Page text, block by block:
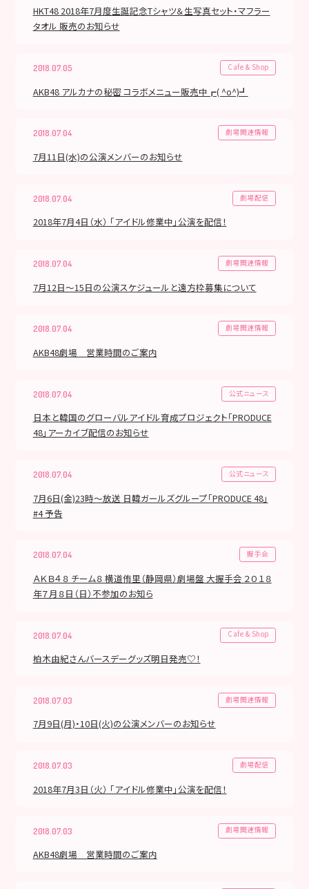
HKT48 2018年7月度生誕記念Tシャツ＆生写真セット・マフラー
タオル 販売のお知らせ
2018.07.05 Cafe & Shop
AKB48 アルカナの秘密 コラボメニュー販売中┏( ^o^)┛
2018.07.04 劇場関連情報
7月11日(水)の公演メンバーのお知らせ
2018.07.04 劇場配信
2018年7月4日（水） 「アイドル修業中」公演を配信！
2018.07.04 劇場関連情報
7月12日～15日の公演スケジュールと遠方枠募集について
2018.07.04 劇場関連情報
AKB48劇場 営業時間のご案内
2018.07.04 公式ニュース
日本と韓国のグローバルアイドル育成プロジェクト「PRODUCE
48」アーカイブ配信のお知らせ
2018.07.04 公式ニュース
7月6日(金)23時～放送 日韓ガールズグループ「PRODUCE 48」
#4 予告
2018.07.04 握手会
ＡＫＢ４８ チーム８ 横道侑里（静岡県）劇場盤 大握手会 ２０１８
年７月８日（日）不参加のお知ら
2018.07.04 Cafe & Shop
柏木由紀さんバースデーグッズ明日発売♡！
2018.07.03 劇場関連情報
7月9日(月)・10日(火)の公演メンバーのお知らせ
2018.07.03 劇場配信
2018年7月3日（火） 「アイドル修業中」公演を配信！
2018.07.03 劇場関連情報
AKB48劇場 営業時間のご案内